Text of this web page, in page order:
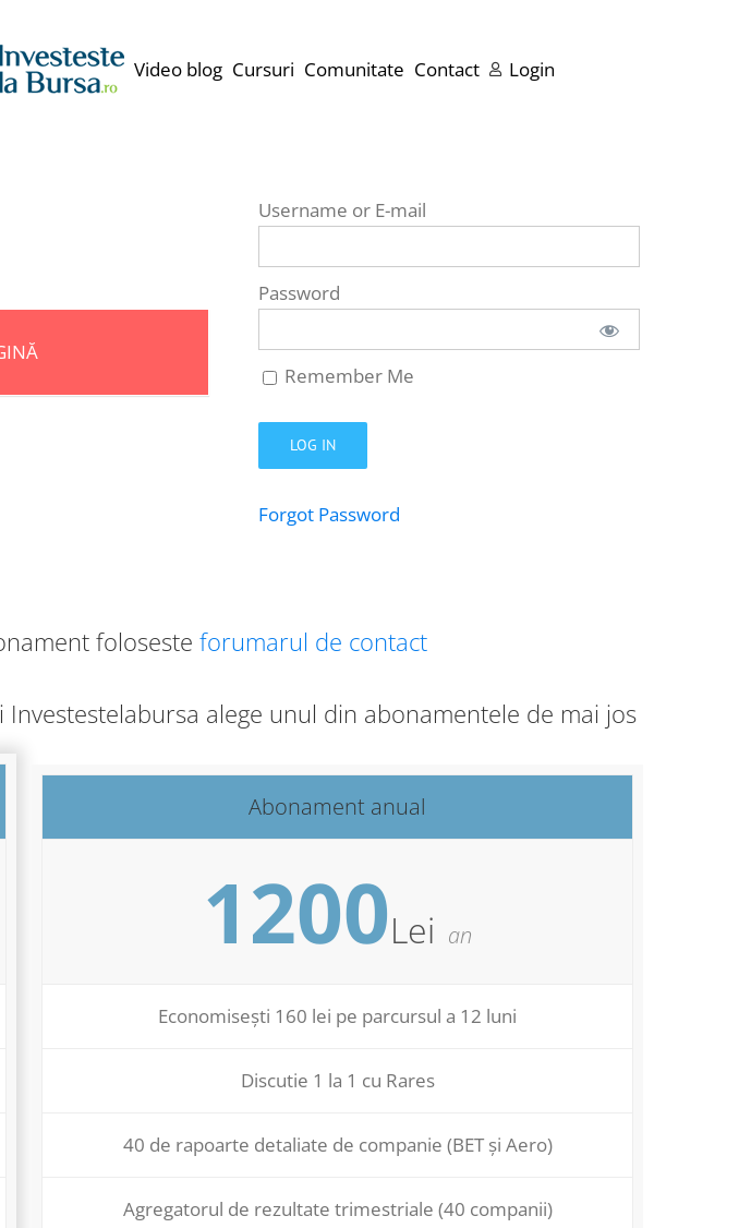
Video blog Cursuri Comunitate Contact Login
Username or E-mail
Password
Remember Me
Forgot Password
foloseste forumarul de contact
alege unul din abonamentele de mai jos
Abonament anual
1200Lei an
Economisești 160 lei pe parcursul a 12 luni
Discutie 1 la 1 cu Rares
40 de rapoarte detaliate de companie (BET și Aero)
Agregatorul de rezultate trimestriale (40 companii)